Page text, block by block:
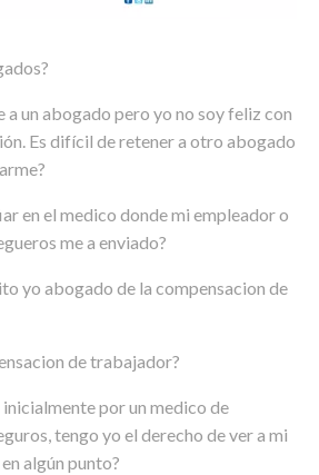
a un abogado pero yo no soy feliz con
Es difícil de retener a otro abogado
en el medico donde mi empleador o
me a enviado?
yo abogado de la compensacion de
de trabajador?
por un medico de
tengo yo el derecho de ver a mi
algún punto?